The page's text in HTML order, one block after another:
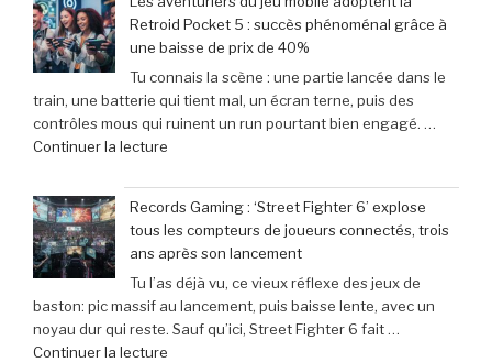
:
Sinners
dévoile
toutes
ses
cibles
sur
les
films
parodiés
de
Get
Out
Retroid Pocket 5 : succès phénoménal grâce à
une baisse de prix de 40%
Tu connais la scène : une partie lancée dans le
train, une batterie qui tient mal, un écran terne, puis des
contrôles mous qui ruinent un run pourtant bien engagé. …
Continuer la lecture
aventuriers
du
jeu
mobile
adoptent
la
Retroid
Records Gaming : ‘Street Fighter 6’ explose
tous les compteurs de joueurs connectés, trois
ans après son lancement
Tu l’as déjà vu, ce vieux réflexe des jeux de
baston: pic massif au lancement, puis baisse lente, avec un
noyau dur qui reste. Sauf qu’ici, Street Fighter 6 fait …
Continuer la lecture